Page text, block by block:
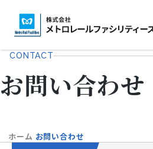
CONTACT
お問い合わせ
ホーム お問い合わせ